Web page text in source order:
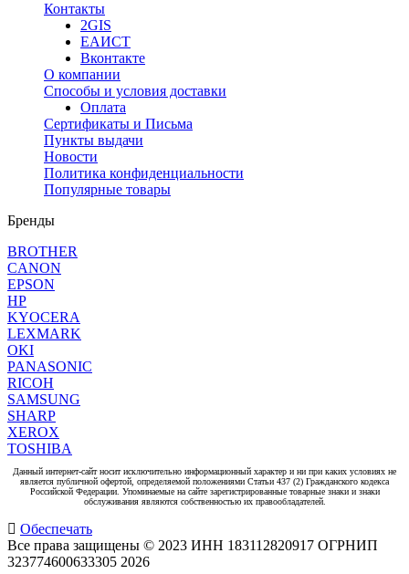
Контакты
2GIS
ЕАИСТ
Вконтакте
О компании
Способы и условия доставки
Оплата
Сертификаты и Письма
Пункты выдачи
Новости
Политика конфиденциальности
Популярные товары
Бренды
BROTHER
CANON
EPSON
HP
KYOCERA
LEXMARK
OKI
PANASONIC
RICOH
SAMSUNG
SHARP
XEROX
TOSHIBA
Данный интернет-сайт носит исключительно информационный характер и ни при каких условиях не
является публичной офертой, определяемой положениями Статьи 437 (2) Гражданского кодекса
Российской Федерации. Упоминаемые на сайте зарегистрированные товарные знаки и знаки
обслуживания являются собственностью их правообладателей.
Обеспечать
Все права защищены © 2023 ИНН 183112820917 ОГРНИП
323774600633305 2026